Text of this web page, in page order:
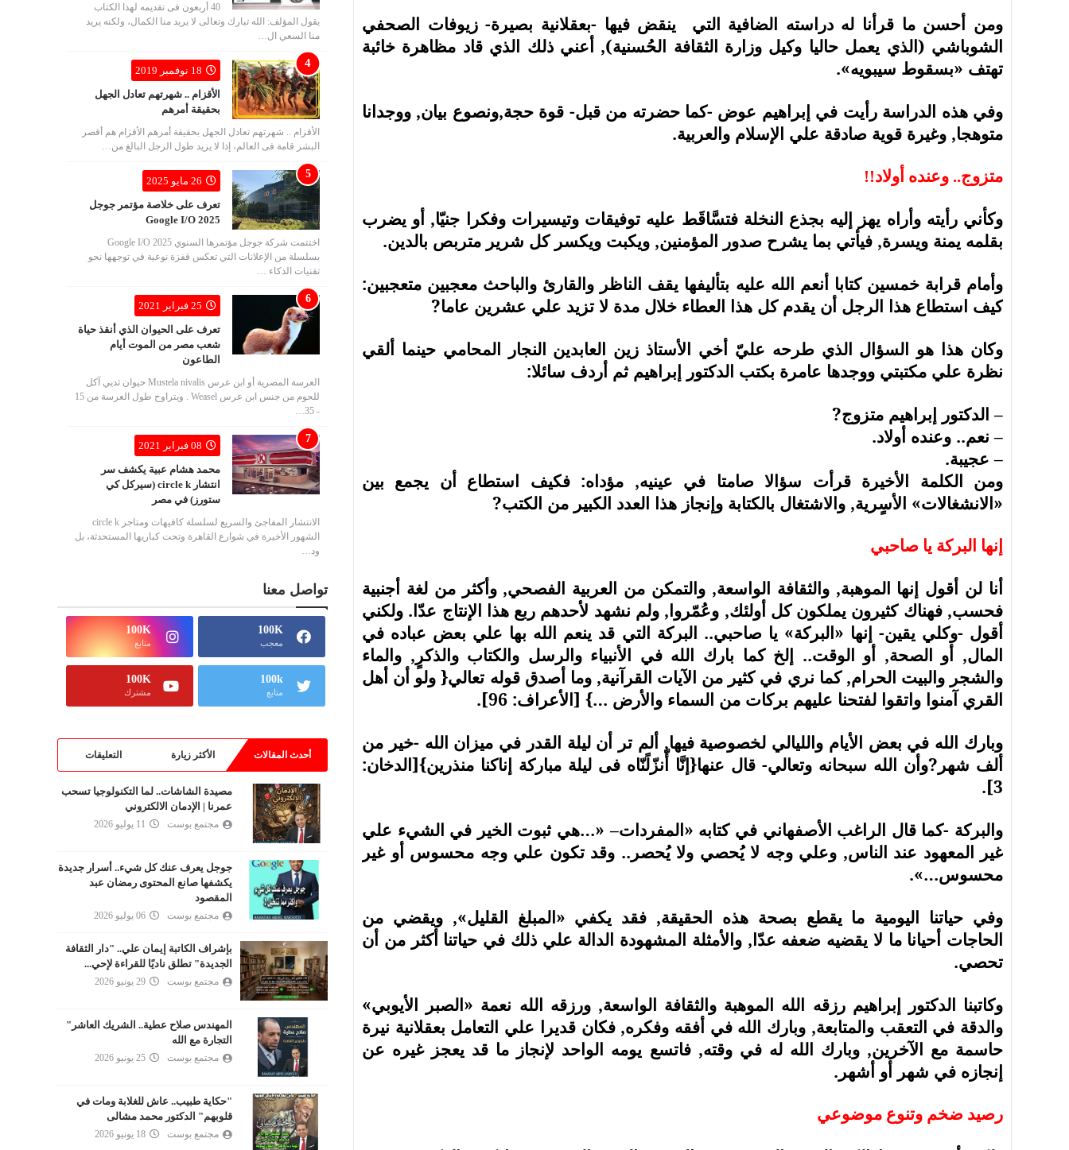
ومن أحسن ما قرأنا له دراسته الضافية التي
ينقض فيها -بعقلانية بصيرة- زيوفات الصحفي
الشوباشي (الذي يعمل حاليا وكيل وزارة الثقافة الحُسنية), أعني ذلك الذي قاد مظاهرة خائبة
تهتف «بسقوط سيبويه».
وفي هذه الدراسة رأيت في إبراهيم عوض -كما حضرته من قبل- قوة حجة,ونصوع بيان, ووجدانا
متوهجا, وغيرة قوية صادقة علي الإسلام والعربية.
متزوج.. وعنده أولاد!!
وكأني رأيته وأراه يهز إليه بجذع النخلة فتسَّاقَط عليه توفيقات وتيسيرات وفكرا جنيّا, أو يضرب
بقلمه يمنة ويسرة, فيأتي بما يشرح صدور المؤمنين, ويكبت ويكسر كل شرير متربص بالدين.
وأمام قرابة خمسين كتابا أنعم الله عليه بتأليفها يقف الناظر والقارئ والباحث معجبين متعجبين:
كيف استطاع هذا الرجل أن يقدم كل هذا العطاء خلال مدة لا تزيد علي عشرين عاما?
وكان هذا هو السؤال الذي طرحه عليّ أخي الأستاذ زين العابدين النجار المحامي حينما ألقي
نظرة علي مكتبتي ووجدها عامرة بكتب الدكتور إبراهيم ثم أردف سائلا:
– الدكتور إبراهيم متزوج?
– نعم.. وعنده أولاد.
– عجيبة.
ومن الكلمة الأخيرة قرأت سؤالا صامتا في عينيه, مؤداه: فكيف استطاع أن يجمع بين
«الانشغالات» الأسٍرية, والاشتغال بالكتابة وإنجاز هذا العدد الكبير من الكتب?
إنها البركة يا صاحبي
أنا لن أقول إنها الموهبة, والثقافة الواسعة, والتمكن من العربية الفصحي, وأكثر من لغة أجنبية
فحسب, فهناك كثيرون يملكون كل أولئك, وعُمّروا, ولم نشهد لأحدهم ربع هذا الإنتاج عدّا. ولكني
أقول -وكلي يقين- إنها «البركة» يا صاحبي.. البركة التي قد ينعم الله بها علي بعض عباده في
المال, أو الصحة, أو الوقت.. إلخ كما بارك الله في الأنبياء والرسل والكتاب والذكرٍ, والماء
والشجر والبيت الحرام, كما نري في كثير من الآيات القرآنية, وما أصدق قوله تعالي{ ولو أن أهل
القري آمنوا واتقوا لفتحنا عليهم بركات من السماء والأرض …} [الأعراف: 96].
وبارك الله في بعض الأيام والليالي لخصوصية فيها, ألم تر أن ليلة القدر في ميزان الله -خير من
ألف شهر?وأن الله سبحانه وتعالي- قال عنها{إنَّا أّنزّلًنّاه فى ليلة مباركة إناكنا منذرين}[الدخان:
3].
والبركة -كما قال الراغب الأصفهاني في كتابه «المفردات– «…هي ثبوت الخير في الشيء علي
غير المعهود عند الناس, وعلي وجه لا يُحصي ولا يُحصر.. وقد تكون علي وجه محسوس أو غير
محسوس…».
وفي حياتنا اليومية ما يقطع بصحة هذه الحقيقة, فقد يكفي «المبلغ القليل», ويقضي من
الحاجات أحيانا ما لا يقضيه ضعفه عدّا, والأمثلة المشهودة الدالة علي ذلك في حياتنا أكثر من أن
تحصي.
وكاتبنا الدكتور إبراهيم رزقه الله الموهبة والثقافة الواسعة, ورزقه الله نعمة «الصبر الأيوبي»
والدقة في التعقب والمتابعة, وبارك الله في أفقه وفكره, فكان قديرا علي التعامل بعقلانية نيرة
حاسمة مع الآخرين, وبارك الله له في وقته, فاتسع يومه الواحد لإنجاز ما قد يعجز غيره عن
إنجازه في شهر أو أشهر.
رصيد ضخم وتنوع موضوعي
40 أربعون فى تقديمه لهذا الكتاب
يقول المؤلف: الله تبارك وتعالى لا يريد منا الكمال، ولكنه يريد
منا السعي ال…
18 نوفمبر 2019
الأقزام .. شهرتهم تعادل الجهل
بحقيقة أمرهم
الأقزام .. شهرتهم تعادل الجهل بحقيقة أمرهم الأقزام هم أقصر
البشر قامة فى العالم، إذا لا يزيد طول الرجل البالغ من…
26 مايو 2025
تعرف على خلاصة مؤتمر جوجل
Google I/O 2025
اختتمت شركة جوجل مؤتمرها السنوي Google I/O 2025
بسلسلة من الإعلانات التي تعكس قفزة نوعية في توجهها نحو
تقنيات الذكاء …
25 فبراير 2021
تعرف على الحيوان الذي أنقذ حياة
شعب مصر من الموت أيام
الطاعون
العرسة المصرية أو ابن عرس Mustela nivalis حيوان ثديي آكل
للحوم من جنس ابن عرس Weasel . ويتراوح طول العرسة من 15
- 35…
08 فبراير 2021
محمد هشام عبية يكشف سر
انتشار circle k (سيركل كي
ستورز) في مصر
الشهور الأخيرة في شوارع القاهرة وتحت كباريها المستحدثة، بل
ود…
تواصل معنا
100K
معجب
100K
متابع
100k
متابع
100K
مشترك
أحدث المقالات الأكثر زيارة التعليقات
مصيدة الشاشات.. لما التكنولوجيا تسحب
عمرنا | الإدمان الالكتروني
مجتمع بوست 11 يوليو 2026
جوجل يعرف عنك كل شيء.. أسرار جديدة
يكشفها صانع المحتوى رمضان عبد
المقصود
مجتمع بوست 06 يوليو 2026
بإشراف الكاتبة إيمان علي.. "دار الثقافة
الجديدة" تطلق ناديًا للقراءة لإحي...
مجتمع بوست 29 يونيو 2026
المهندس صلاح عطية.. الشريك العاشر"
التجارة مع الله
مجتمع بوست 25 يونيو 2026
"حكاية طبيب.. عاش للغلابة ومات في
قلوبهم" الدكتور محمد مشالى
مجتمع بوست 18 يونيو 2026